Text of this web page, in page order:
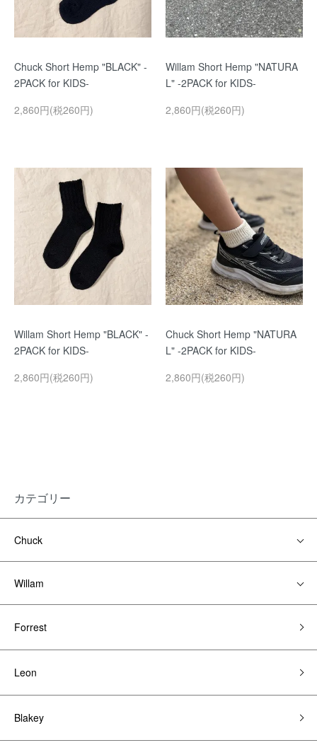
Chuck Short Hemp "BLACK" -
2PACK for KIDS-
2,860円(税260円)
Willam Short Hemp "NATURA
L" -2PACK for KIDS-
2,860円(税260円)
Willam Short Hemp "BLACK" -
2PACK for KIDS-
2,860円(税260円)
Chuck Short Hemp "NATURA
L" -2PACK for KIDS-
2,860円(税260円)
カテゴリー
Chuck
Willam
Forrest
Leon
Blakey